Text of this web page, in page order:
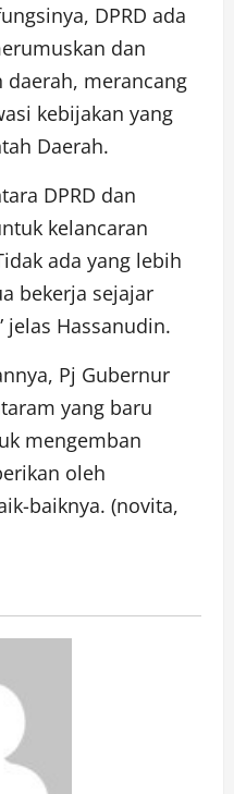
DPRD ada
dan
daerah, merancang
kebijakan yang
Daerah.
DPRD dan
kelancaran
ada yang lebih
bekerja sejajar
jelas Hassanudin.
Pj Gubernur
yang baru
mengemban
oleh
baiknya. (novita,